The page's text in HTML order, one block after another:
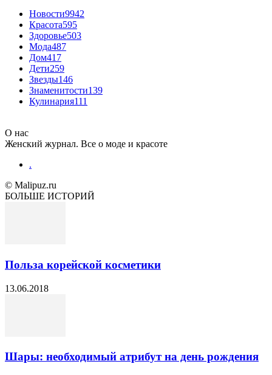
Новости9942
Красота595
Здоровье503
Мода487
Дом417
Дети259
Звезды146
Знаменитости139
Кулинария111
О нас
Женский журнал. Все о моде и красоте
.
© Malipuz.ru
БОЛЬШЕ ИСТОРИЙ
Польза корейской косметики
13.06.2018
Шары: необходимый атрибут на день рождения